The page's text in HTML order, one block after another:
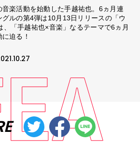
楽活動を始動した手越祐也。6ヵ月連
ルの第4弾は10月13日リリースの「ウ
、「手越祐也×音楽」なるテーマで6ヵ月
迫る！